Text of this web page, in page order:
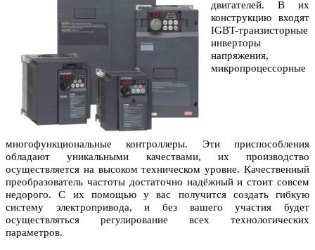
двигателей. В их
конструкцию входят
IGBT-транзисторные
инверторы
напряжения,
микропроцессорные
многофункциональные контроллеры. Эти приспособления
обладают уникальными качествами, их производство
осуществляется на высоком техническом уровне. Качественный
преобразователь частоты достаточно надёжный и стоит совсем
недорого. С их помощью у вас получится создать гибкую
систему электропривода, и без вашего участия будет
осуществляться регулирование всех технологических
параметров.